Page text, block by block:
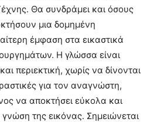
Θα συνδράμει και όσους
μια δομημένη
έμφαση στα εικαστικά
Η γλώσσα είναι
περιεκτική, χωρίς να δίνονται
για τον αναγνώστη,
να αποκτήσει εύκολα και
της εικόνας. Σημειώνεται